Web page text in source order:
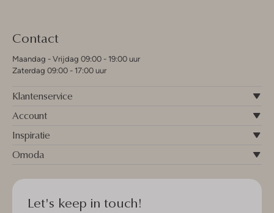
Contact
Maandag - Vrijdag 09:00 - 19:00 uur
Zaterdag 09:00 - 17:00 uur
Klantenservice
Account
Inspiratie
Omoda
Let's keep in touch!